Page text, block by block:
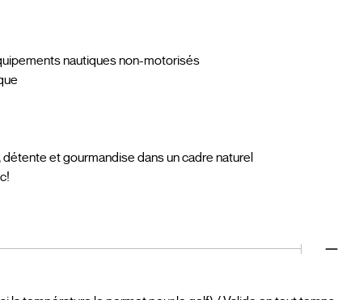
nautiques non-motorisés
et gourmandise dans un cadre naturel